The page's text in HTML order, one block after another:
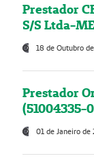
Prestador
S/S Ltda-
18 de Outubro
Prestador
(51004335-
01 de Janeiro de